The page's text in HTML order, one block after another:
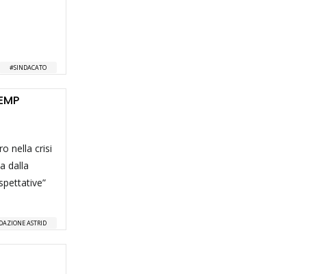
SINDACATO
nella crisi
dalla
ASTRID